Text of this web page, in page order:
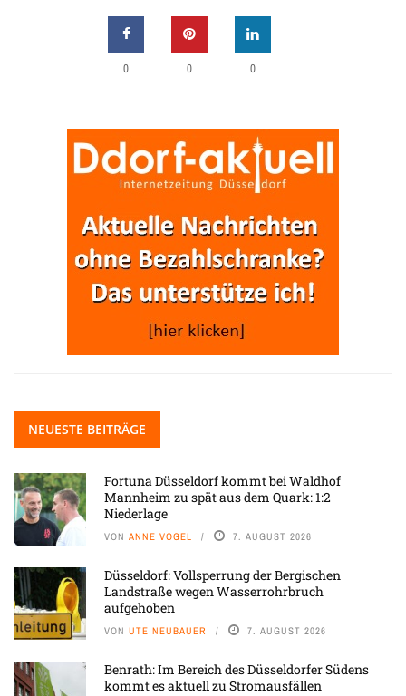
0 0 0
NEUESTE BEITRÄGE
Fortuna Düsseldorf kommt bei Waldhof
Mannheim zu spät aus dem Quark: 1:2
Niederlage
VON ANNE VOGEL 7. AUGUST 2026
Düsseldorf: Vollsperrung der Bergischen
Landstraße wegen Wasserrohrbruch
aufgehoben
VON UTE NEUBAUER 7. AUGUST 2026
Benrath: Im Bereich des Düsseldorfer Südens
kommt es aktuell zu Stromausfällen